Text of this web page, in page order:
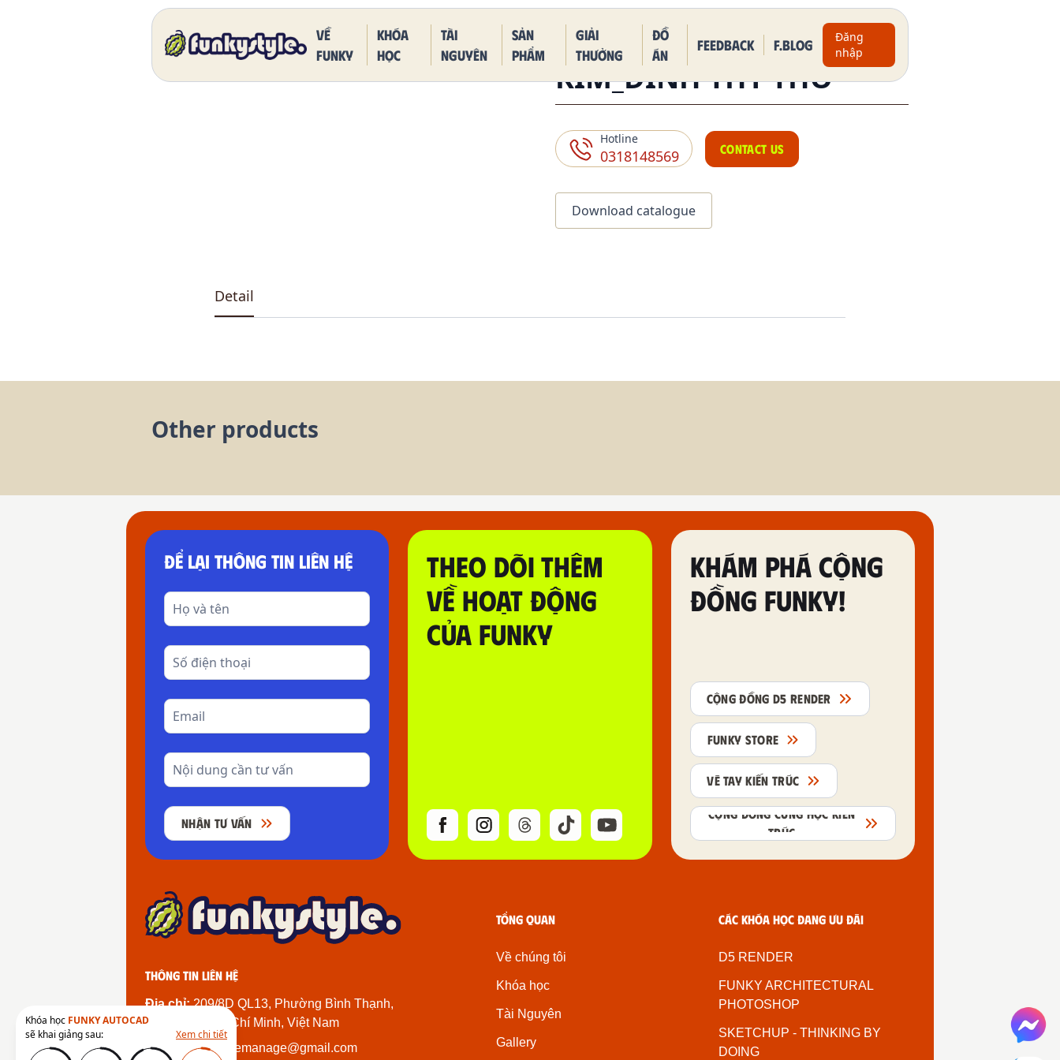
Khóa học FUNKY AUTOCAD
sẽ khai giảng sau:
Xem chi tiết
Về
funky
Khóa
học
Tài
nguyên
Sản
phẩm
Giải
thưởng
Đồ
án
Feedback F.BLOG
Đăng
nhập
Home Our Products DK 5011 One Piece Kaido Blue Dragon Form
KIM_ĐINH THY THƠ
Hotline
0318148569 CONTACT US
Download catalogue
Detail
Other products
ĐỂ LẠI THÔNG TIN LIÊN HỆ
NHẬN TƯ VẤN
THEO DÕI THÊM
VỀ HOẠT ĐỘNG
CỦA FUNKY
KHÁM PHÁ CỘNG
ĐỒNG FUNKY!
CỘNG ĐỒNG D5 RENDER
FUNKY STORE
VẼ TAY KIẾN TRÚC
CỘNG ĐỒNG CÙNG HỌC KIẾN
TRÚC
Thông tin liên hệ
Địa chỉ:209/8D QL13, Phường Bình Thạnh,
Thành Phố Hồ Chí Minh, Việt Nam
Email:
funkystylemanage@gmail.com
Tổng quan
Về chúng tôi
Khóa học
Tài Nguyên
Gallery
Các khóa học đang ưu đãi
D5 RENDER
FUNKY ARCHITECTURAL
PHOTOSHOP
SKETCHUP - THINKING BY
DOING